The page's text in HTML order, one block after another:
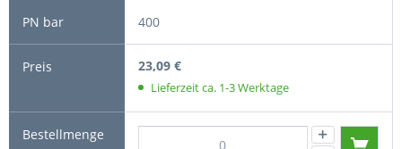
400
23,09 €
Lieferzeit ca. 1-3 Werktage